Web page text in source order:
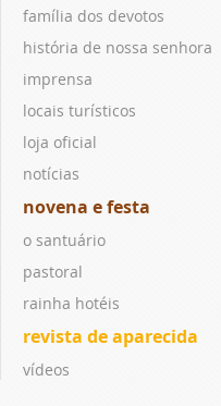
família dos devotos
história de nossa senhora
imprensa
locais turísticos
loja oficial
notícias
novena e festa
o santuário
pastoral
rainha hotéis
revista de aparecida
vídeos